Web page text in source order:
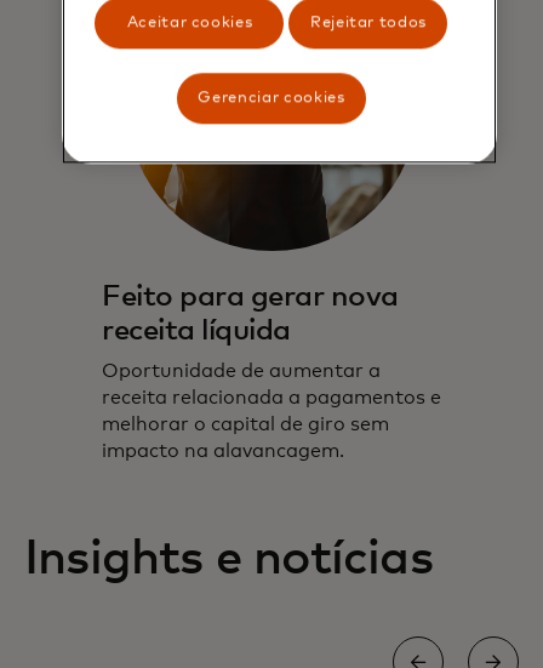
Feito para gerar nova
receita líquida
Oportunidade de aumentar a
receita relacionada a pagamentos e
melhorar o capital de giro sem
impacto na alavancagem.
Insights e notícias
Aceitar cookies Rejeitar todos
Gerenciar cookies